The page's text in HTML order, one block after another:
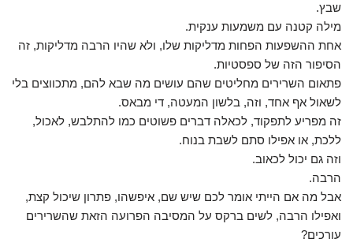
שבץ.
מילה קטנה עם משמעות ענקית.
אחת ההשפעות הפחות מדליקות שלו, ולא שהיו הרבה מדליקות, זה
הסיפור הזה של ספסטיות.
פתאום השרירים מחליטים שהם עושים מה שבא להם, מתכווצים בלי
לשאול אף אחד, וזה, בלשון המעטה, די מבאס.
זה מפריע לתפקוד, לכאלה דברים פשוטים כמו להתלבש, לאכול,
ללכת, או אפילו סתם לשבת בנוח.
וזה גם יכול לכאוב.
הרבה.
אבל מה אם הייתי אומר לכם שיש שם, איפשהו, פתרון שיכול קצת,
ואפילו הרבה, לשים ברקס על המסיבה הפרועה הזאת שהשרירים
עורכים?